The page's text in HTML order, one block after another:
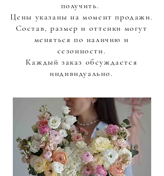
получить.
Цены указаны на момент продажи.
Состав, размер и оттенки могут
меняться по наличию и
сезонности.
Каждый заказ обсуждается
индивидуально.